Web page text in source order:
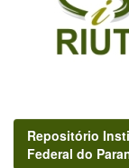
Repositório
Federal do